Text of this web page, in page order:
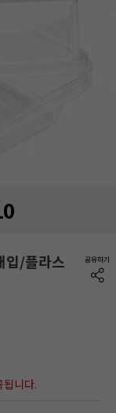
입/플라스
됩니다.